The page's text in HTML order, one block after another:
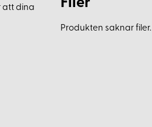
att dina
Filer
Produkten saknar filer.